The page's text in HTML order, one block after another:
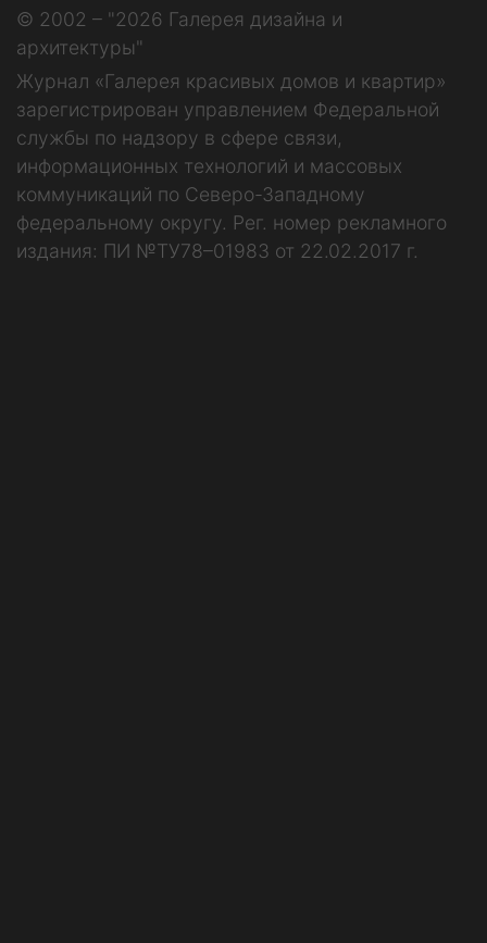
© 2002 – "2026 Галерея дизайна и
архитектуры"
Журнал «Галерея красивых домов и квартир»
зарегистрирован управлением Федеральной
службы по надзору в сфере связи,
информационных технологий и массовых
коммуникаций по Северо-Западному
федеральному округу. Рег. номер рекламного
издания: ПИ №ТУ78–01983 от 22.02.2017 г.